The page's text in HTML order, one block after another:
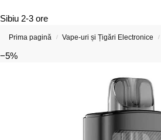
Sibiu 2-3 ore
Prima pagină / Vape-uri și Țigări Electronice /
−5%